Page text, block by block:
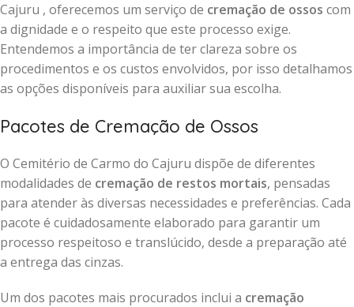
Cajuru , oferecemos um serviço de cremação de ossos com
a dignidade e o respeito que este processo exige.
Entendemos a importância de ter clareza sobre os
procedimentos e os custos envolvidos, por isso detalhamos
as opções disponíveis para auxiliar sua escolha.
Pacotes de Cremação de Ossos
O Cemitério de Carmo do Cajuru dispõe de diferentes
modalidades de cremação de restos mortais, pensadas
para atender às diversas necessidades e preferências. Cada
pacote é cuidadosamente elaborado para garantir um
processo respeitoso e translúcido, desde a preparação até
a entrega das cinzas.
Um dos pacotes mais procurados inclui a cremação